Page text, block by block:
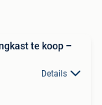
te koop –
Details